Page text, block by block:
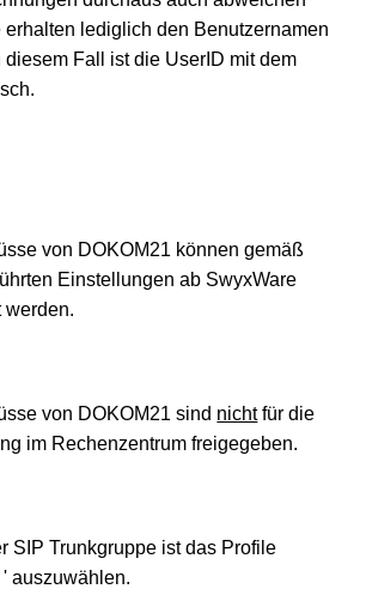
Telekom, CompanyFlex (DE)
erhalten lediglich den Benutzernamen
diesem Fall ist die UserID mit dem
von DOKOM21 können gemäß
Einstellungen ab SwyxWare
werden.
von DOKOM21 sind nicht für die
im Rechenzentrum freigegeben.
SIP Trunkgruppe ist das Profile
' auszuwählen.